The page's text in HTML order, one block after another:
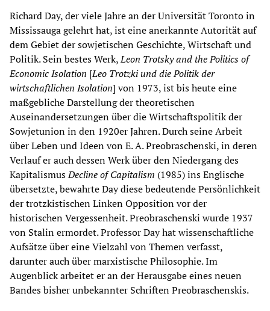
Richard Day, der viele Jahre an der Universität Toronto in
Mississauga gelehrt hat, ist eine anerkannte Autorität auf
dem Gebiet der sowjetischen Geschichte, Wirtschaft und
Politik. Sein bestes Werk,Leon Trotsky and the Politics of
Economic Isolation [Leo Trotzki und die Politik der
wirtschaftlichen Isolation] von 1973, ist bis heute eine
maßgebliche Darstellung der theoretischen
Auseinandersetzungen über die Wirtschaftspolitik der
Sowjetunion in den 1920er Jahren. Durch seine Arbeit
über Leben und Ideen von E. A. Preobraschenski, in deren
Verlauf er auch dessen Werk über den Niedergang des
KapitalismusDecline of Capitalism (1985) ins Englische
übersetzte, bewahrte Day diese bedeutende Persönlichkeit
der trotzkistischen Linken Opposition vor der
historischen Vergessenheit. Preobraschenski wurde 1937
von Stalin ermordet. Professor Day hat wissenschaftliche
Aufsätze über eine Vielzahl von Themen verfasst,
darunter auch über marxistische Philosophie. Im
Augenblick arbeitet er an der Herausgabe eines neuen
Bandes bisher unbekannter Schriften Preobraschenskis.